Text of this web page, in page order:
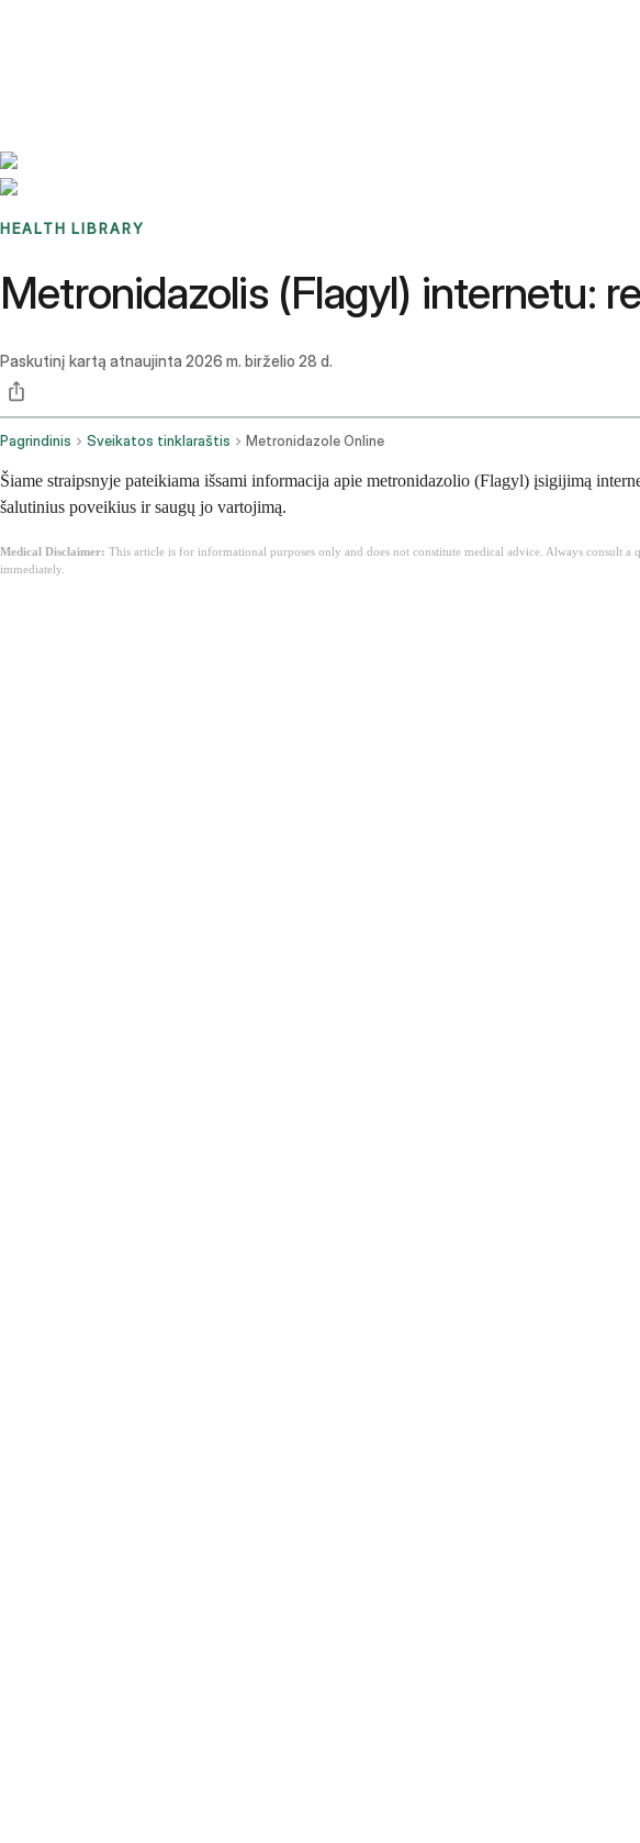
HEALTH LIBRARY
Metronidazolis (Flagyl) internetu:
Paskutinį kartą atnaujinta 2026 m. birželio 28 d.
Pagrindinis Sveikatos tinklaraštis Metronidazole Online
Šiame straipsnyje pateikiama išsami informacija apie metronidazolio (Flagyl) įsigijimą
šalutinius poveikius ir saugų jo vartojimą.
Medical Disclaimer: This article is for informational purposes only and does not constitute medical advice. Always consult
immediately.